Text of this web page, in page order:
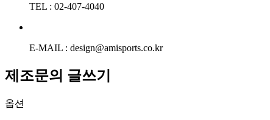
TEL : 02-407-4040
E-MAIL : design@amisports.co.kr
제조문의 글쓰기
옵션